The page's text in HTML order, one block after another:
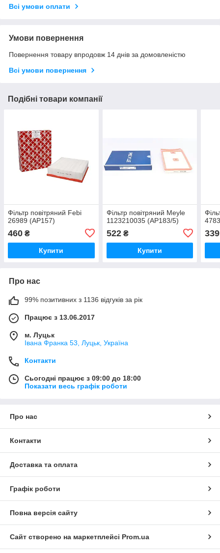
Всі умови оплати
Умови повернення
Повернення товару впродовж 14 днів за домовленістю
Всі умови повернення
Подібні товари компанії
Фільтр повітряний Febi
26989 (AP157)
460 ₴
Купити
Фільтр повітряний Meyle
1123210035 (AP183/5)
522₴
Купити
339
Про нас
99% позитивних з 1136 відгуків за рік
Працює з 13.06.2017
м. Луцьк
Івана Франка 53, Луцьк, Україна
Контакти
Сьогодні працює з 09:00 до 18:00
Показати весь графік роботи
Про нас
Контакти
Доставка та оплата
Графік роботи
Повна версія сайту
Сайт створено на маркетплейсі Prom.ua